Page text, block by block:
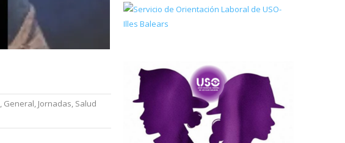
, General, Jornadas, Salud